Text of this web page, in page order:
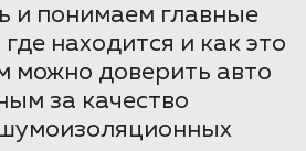
и понимаем главные
находится и как это
можно доверить авто
за качество